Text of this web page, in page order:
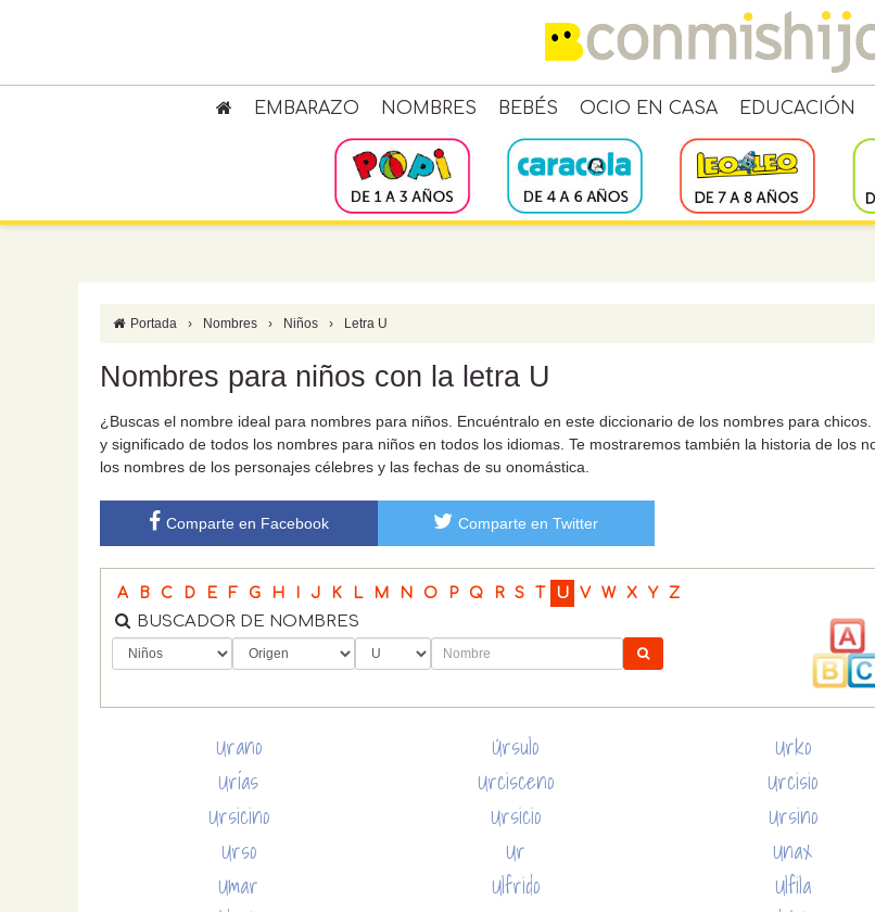
EMBARAZO NOMBRES BEBÉS OCIO EN CASA EDUCACIÓN
Portada › Nombres › Niños › Letra U
Nombres para niños con la letra U
¿Buscas el nombre ideal para nombres para niños. Encuéntralo en este diccionario de los nombres para chicos.
y significado de todos los nombres para niños en todos los idiomas. Te mostraremos también la historia de los
los nombres de los personajes célebres y las fechas de su onomástica.
Comparte en Facebook Comparte en Twitter
A B C D E F G H I J K L M N O P Q R S T U V W X Y Z
BUSCADOR DE NOMBRES
Urano Úrsulo
Urko
Urías
Urcisceno
Urcisio
Ursicino
Ursicio
Ursino
Urso
Ur
Unax
Umar
Ulfrido
Ulfila